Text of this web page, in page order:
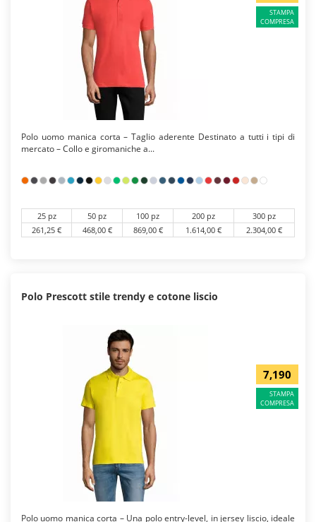
STAMPA
COMPRESA
Polo uomo manica corta – Taglio aderente Destinato a tutti i tipi di
mercato – Collo e giromaniche a...
25 pz 50 pz 100 pz 200 pz
300 pz
261,25 €
468,00 € 869,00 € 1.614,00 € 2.304,00 €
Polo Prescott stile trendy e cotone liscio
7,190
STAMPA
COMPRESA
Polo uomo manica corta – Una polo entry-level, in jersey liscio, ideale